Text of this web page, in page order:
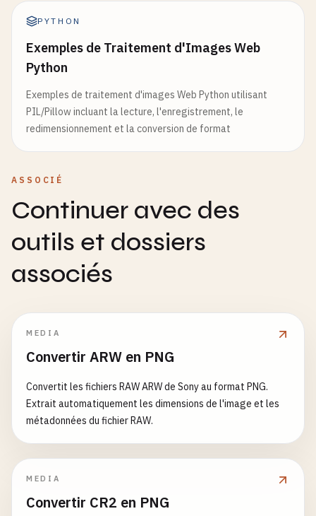
PYTHON
Exemples de Traitement d'Images Web
Python
Exemples de traitement d'images Web Python utilisant
PIL/Pillow incluant la lecture, l'enregistrement, le
redimensionnement et la conversion de format
ASSOCIÉ
Continuer avec des
outils et dossiers
associés
MEDIA
Convertir ARW en PNG
Convertit les fichiers RAW ARW de Sony au format PNG.
Extrait automatiquement les dimensions de l'image et les
métadonnées du fichier RAW.
MEDIA
Convertir CR2 en PNG